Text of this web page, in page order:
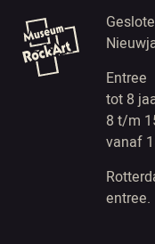
Entree
tot 8
8 t/m
vanaf
entree.